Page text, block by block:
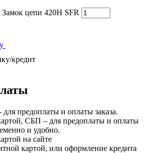
Замок цепи 420H SFR
кредит
предоплаты и оплаты заказа.
СБП – для предоплаты и оплаты
и удобно.
на сайте
картой, или оформление кредита